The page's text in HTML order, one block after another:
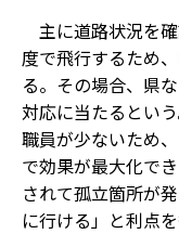
主に道路状況を
度で飛行するため
る。その場合、県
対応に当たるとい
職員が少ないため
で効果が最大化で
されて孤立箇所が
に行ける」と利点を